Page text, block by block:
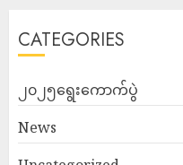
CATEGORIES
၂၀၂၅ရွေးကောက်ပွဲ
News